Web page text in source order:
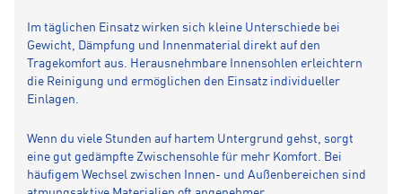
Im täglichen Einsatz wirken sich kleine Unterschiede bei
Gewicht, Dämpfung und Innenmaterial direkt auf den
Tragekomfort aus. Herausnehmbare Innensohlen erleichtern
die Reinigung und ermöglichen den Einsatz individueller
Einlagen.
Wenn du viele Stunden auf hartem Untergrund gehst, sorgt
eine gut gedämpfte Zwischensohle für mehr Komfort. Bei
häufigem Wechsel zwischen Innen- und Außenbereichen sind